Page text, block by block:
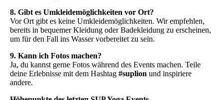
8. Gibt es Umkleidemöglichkeiten vor Ort?
Vor Ort gibt es keine Umkleidemöglichkeiten. Wir empfehlen,
bereits in bequemer Kleidung oder Badekleidung zu erscheinen,
um für den Fall ins Wasser vorbereitet zu sein.
9. Kann ich Fotos machen?
Ja, du kannst gerne Fotos während des Events machen. Teile
deine Erlebnisse mit dem Hashtag #suplion und inspiriere
andere.